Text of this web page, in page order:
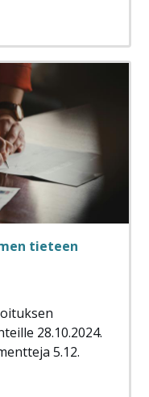
tieteen
28.10.2024.
5.12.